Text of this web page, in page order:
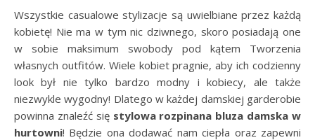
Wszystkie casualowe stylizacje są uwielbiane przez każdą
kobietę! Nie ma w tym nic dziwnego, skoro posiadają one
w sobie maksimum swobody pod kątem Tworzenia
własnych outfitów. Wiele kobiet pragnie, aby ich codzienny
look był nie tylko bardzo modny i kobiecy, ale także
niezwykle wygodny! Dlatego w każdej damskiej garderobie
powinna znaleźć się stylowa rozpinana bluza damska w
hurtowni! Będzie ona dodawać nam ciepła oraz zapewni